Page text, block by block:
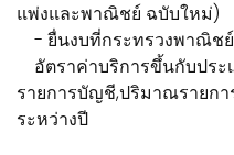
แพ่งและพาณิชย์ ฉบับใหม่)
- ยื่นงบที่กระทรวงพาณิช
อัตราค่าบริการขึ้นกับประ
รายการบัญชี,ปริมาณรายกา
ระหว่างปี